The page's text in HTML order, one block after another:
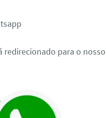
redirecionado para o nosso